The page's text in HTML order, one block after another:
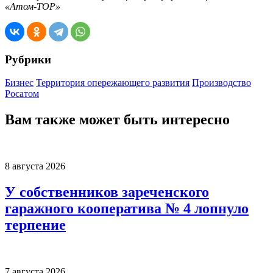
«Атом-ТОР»
Рубрики
Бизнес Территория опережающего развития Производство
Росатом
Вам также может быть интересно
8 августа 2026
У собственников зареченского
гаражного кооператива № 4 лопнуло
терпение